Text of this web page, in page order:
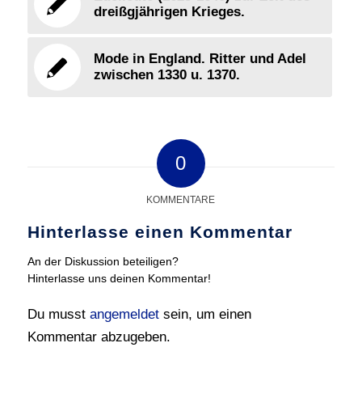
dreißgjährigen Krieges.
Mode in England. Ritter und Adel
zwischen 1330 u. 1370.
0
KOMMENTARE
Hinterlasse einen Kommentar
An der Diskussion beteiligen?
Hinterlasse uns deinen Kommentar!
Du musst angemeldetsein, um einen
Kommentar abzugeben.